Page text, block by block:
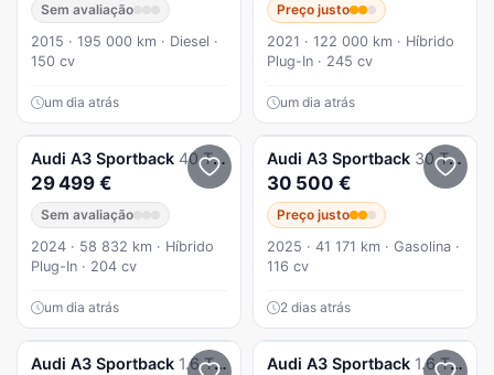
Sem avaliação
2015 · 195 000 km · Diesel ·
150 cv
um dia atrás
Preço justo
2021 · 122 000 km · Híbrido
Plug-In · 245 cv
um dia atrás
Audi A3 Sportback 40 TFSIe Advanced
29 499 €
Sem avaliação
2024 · 58 832 km · Híbrido
Plug-In · 204 cv
um dia atrás
Audi A3 Sportback 30 TFSI Advanced S tronic
30 500 €
Preço justo
2025 · 41 171 km · Gasolina ·
116 cv
2 dias atrás
Audi A3 Sportback 1.6 TDI Attraction Audi A3 Sportback 1.6 TDI S-line S tronic